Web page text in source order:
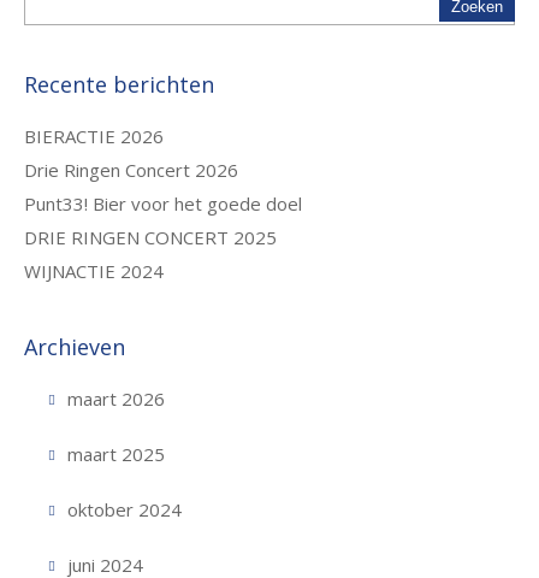
Recente berichten
BIERACTIE 2026
Drie Ringen Concert 2026
Punt33! Bier voor het goede doel
DRIE RINGEN CONCERT 2025
WIJNACTIE 2024
Archieven
maart 2026
maart 2025
oktober 2024
juni 2024